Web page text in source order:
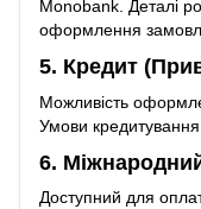
Monobank. Деталі
оформлення
5. Кредит
Можливість
Умови
6.
Доступний для